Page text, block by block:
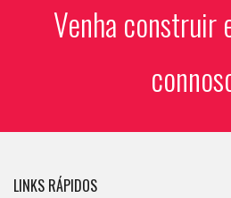
Venha construir
LINKS RÁPIDOS